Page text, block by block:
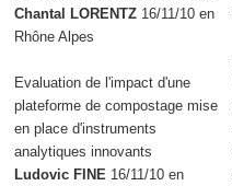
Chantal LORENTZ 16/11/10 en
Rhône Alpes
Evaluation de l'impact d'une
plateforme de compostage mise
en place d'instruments
analytiques innovants
Ludovic FINE 16/11/10 en